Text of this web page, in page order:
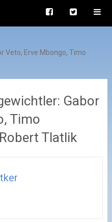
Veto, Erve Mbongo, Timo
Gabor
Timo
Tlatlik